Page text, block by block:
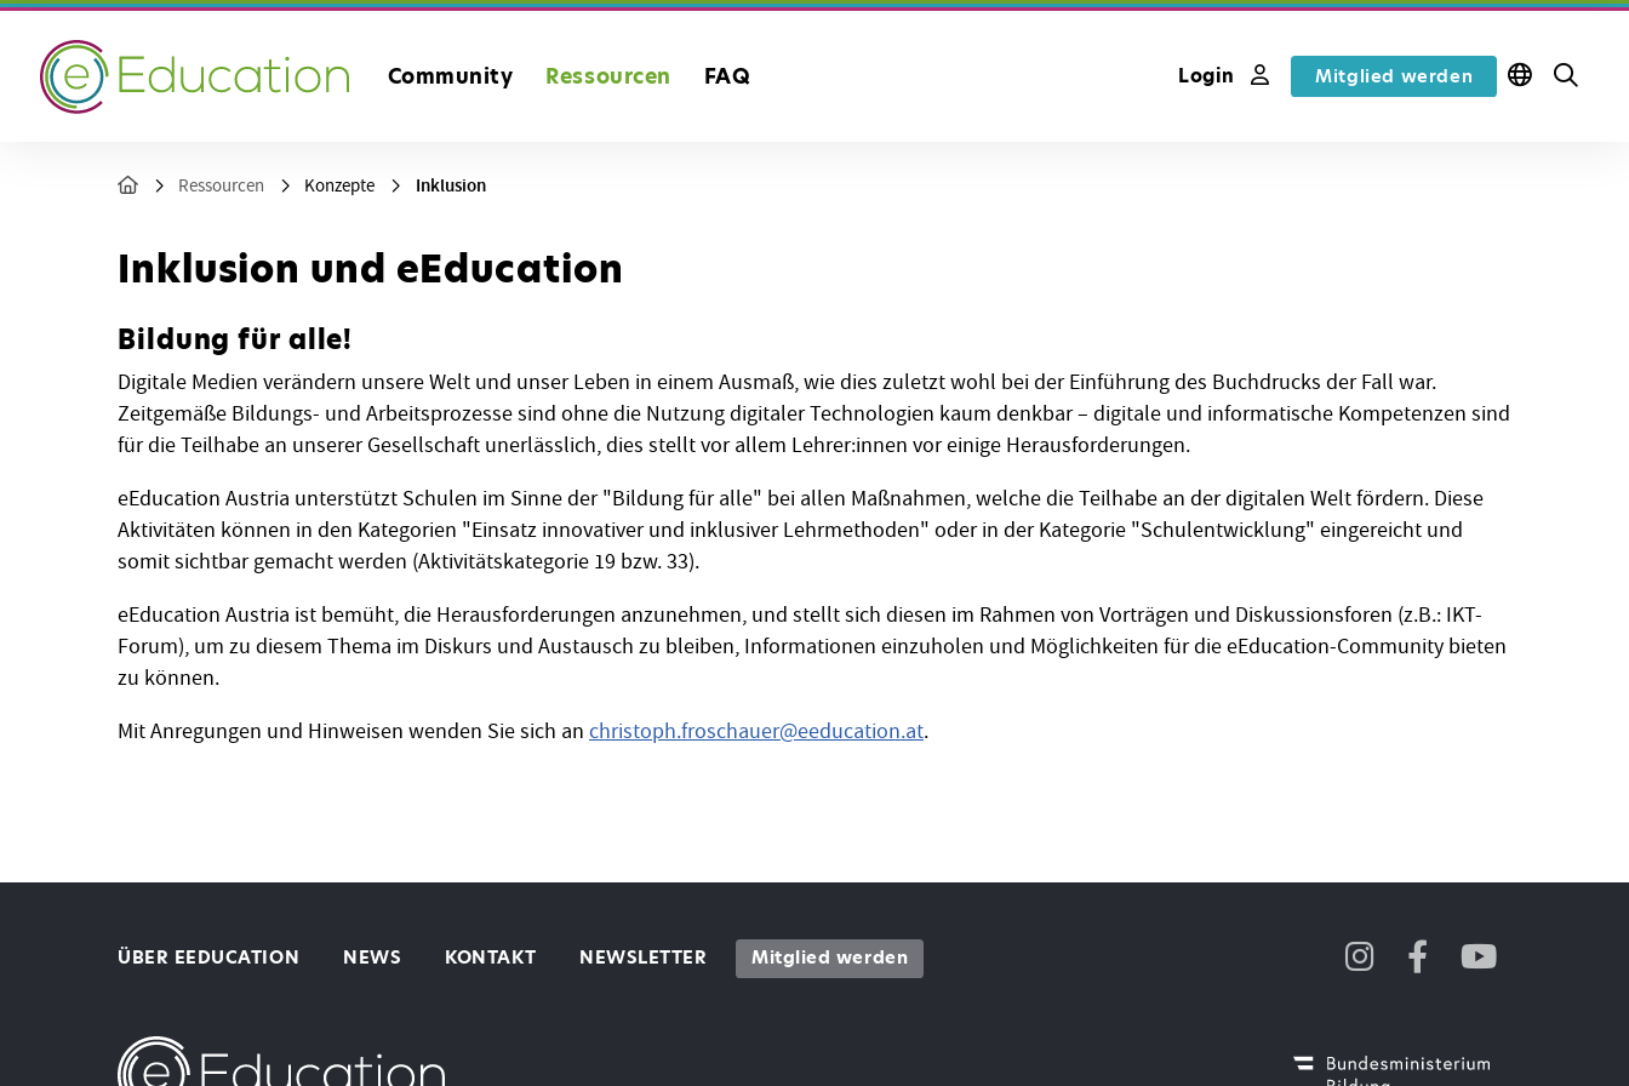
Community Ressourcen FAQ Login Mitglied werden
Ressourcen Konzepte Inklusion
Inklusion und eEducation
Bildung für alle!
Digitale Medien verändern unsere Welt und unser Leben in einem Ausmaß, wie dies zuletzt wohl bei der Einführung des Buchdrucks der Fall war.
Zeitgemäße Bildungs- und Arbeitsprozesse sind ohne die Nutzung digitaler Technologien kaum denkbar – digitale und informatische Kompetenzen sind
für die Teilhabe an unserer Gesellschaft unerlässlich, dies stellt vor allem Lehrer:innen vor einige Herausforderungen.
eEducation Austria unterstützt Schulen im Sinne der "Bildung für alle" bei allen Maßnahmen, welche die Teilhabe an der digitalen Welt fördern. Diese
Aktivitäten können in den Kategorien "Einsatz innovativer und inklusiver Lehrmethoden" oder in der Kategorie "Schulentwicklung" eingereicht und
somit sichtbar gemacht werden (Aktivitätskategorie 19 bzw. 33).
eEducation Austria ist bemüht, die Herausforderungen anzunehmen, und stellt sich diesen im Rahmen von Vorträgen und Diskussionsforen (z.B.: IKT-
Forum), um zu diesem Thema im Diskurs und Austausch zu bleiben, Informationen einzuholen und Möglichkeiten für die eEducation-Community bieten
zu können.
Mit Anregungen und Hinweisen wenden Sie sich an christoph.froschauer@eeducation.at.
ÜBER EEDUCATION NEWS KONTAKT NEWSLETTER Mitglied werden